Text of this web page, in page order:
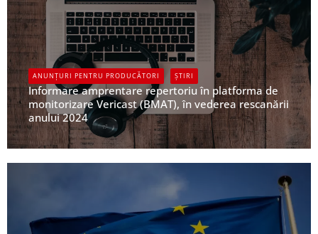
ANUNȚURI PENTRU PRODUCĂTORI ȘTIRI
Informare amprentare repertoriu în platforma de
monitorizare Vericast (BMAT), în vederea rescanării
anului 2024
UPFR